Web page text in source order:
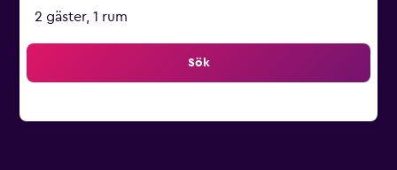
2 gäster, 1 rum
Sök